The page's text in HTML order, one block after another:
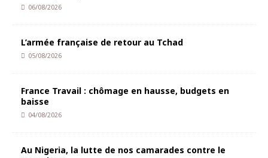
06/08/2026
L’armée française de retour au Tchad
05/08/2026
France Travail : chômage en hausse, budgets en
baisse
04/08/2026
Au Nigeria, la lutte de nos camarades contre le